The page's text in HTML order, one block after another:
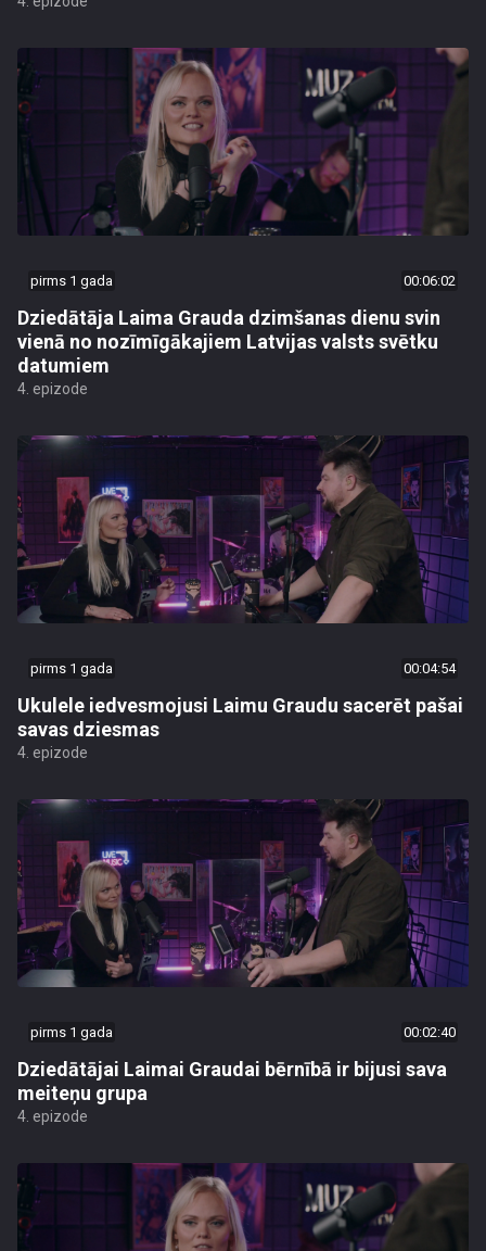
pirms 1 gada 00:06:02
Dziedātāja Laima Grauda dzimšanas dienu svin
vienā no nozīmīgākajiem Latvijas valsts svētku
datumiem
4. epizode
pirms 1 gada 00:04:54
Ukulele iedvesmojusi Laimu Graudu sacerēt pašai
savas dziesmas
4. epizode
pirms 1 gada 00:02:40
Dziedātājai Laimai Graudai bērnībā ir bijusi sava
meiteņu grupa
4. epizode